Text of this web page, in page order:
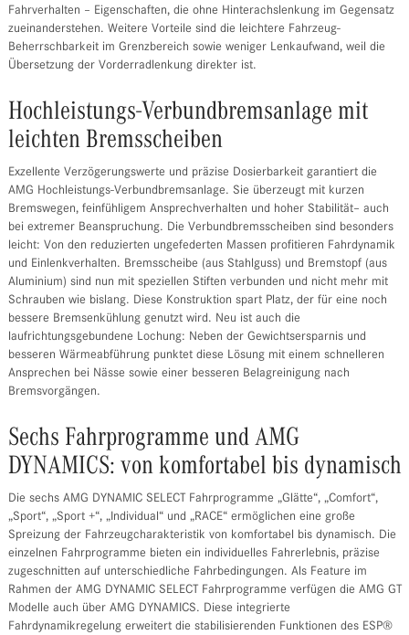
Fahrverhalten – Eigenschaften, die ohne Hinterachslenkung im Gegensatz
zueinanderstehen. Weitere Vorteile sind die leichtere Fahrzeug-
Beherrschbarkeit im Grenzbereich sowie weniger Lenkaufwand, weil die
Übersetzung der Vorderradlenkung direkter ist.
Hochleistungs-Verbundbremsanlage mit
leichten Bremsscheiben
Exzellente Verzögerungswerte und präzise Dosierbarkeit garantiert die
AMG Hochleistungs-Verbundbremsanlage. Sie überzeugt mit kurzen
Bremswegen, feinfühligem Ansprechverhalten und hoher Stabilität– auch
bei extremer Beanspruchung. Die Verbundbremsscheiben sind besonders
leicht: Von den reduzierten ungefederten Massen profitieren Fahrdynamik
und Einlenkverhalten. Bremsscheibe (aus Stahlguss) und Bremstopf (aus
Aluminium) sind nun mit speziellen Stiften verbunden und nicht mehr mit
Schrauben wie bislang. Diese Konstruktion spart Platz, der für eine noch
bessere Bremsenkühlung genutzt wird. Neu ist auch die
laufrichtungsgebundene Lochung: Neben der Gewichtsersparnis und
besseren Wärmeabführung punktet diese Lösung mit einem schnelleren
Ansprechen bei Nässe sowie einer besseren Belagreinigung nach
Bremsvorgängen.
Sechs Fahrprogramme und AMG
DYNAMICS: von komfortabel bis dynamisch
Die sechs AMG DYNAMIC SELECT Fahrprogramme „Glätte“, „Comfort“,
„Sport“, „Sport +“, „Individual“ und „RACE“ ermöglichen eine große
Spreizung der Fahrzeugcharakteristik von komfortabel bis dynamisch. Die
einzelnen Fahrprogramme bieten ein individuelles Fahrerlebnis, präzise
zugeschnitten auf unterschiedliche Fahrbedingungen. Als Feature im
Rahmen der AMG DYNAMIC SELECT Fahrprogramme verfügen die AMG GT
Modelle auch über AMG DYNAMICS. Diese integrierte
Fahrdynamikregelung erweitert die stabilisierenden Funktionen des ESP®